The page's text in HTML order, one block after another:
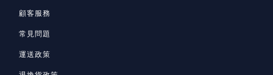
顧客服務
常見問題
運送政策